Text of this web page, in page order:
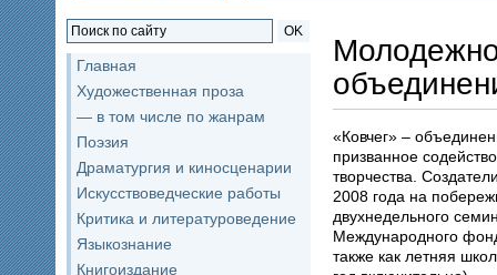
OK
Главная
Художественная проза
— в том числе по жанрам
Поэзия
Драматургия и киносценарии
Искусствоведческие работы
Критика и литературоведение
Языкознание
Книгоиздание
«Ковчег» –
призванное
творчества.
2008 года на
двухнедельного
Международного
также как летняя